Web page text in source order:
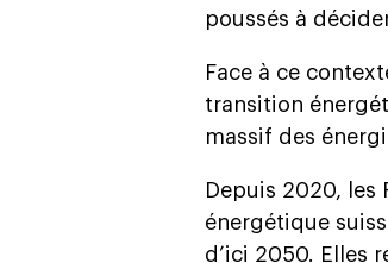
poussés à
Face à ce
transition
massif des
Depuis 2020,
énergétique
d’ici 2050. Elles